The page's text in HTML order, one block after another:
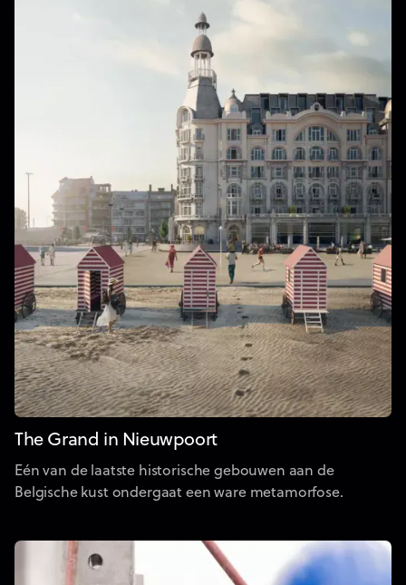
The Grand in Nieuwpoort
Eén van de laatste historische gebouwen aan de
Belgische kust ondergaat een ware metamorfose.